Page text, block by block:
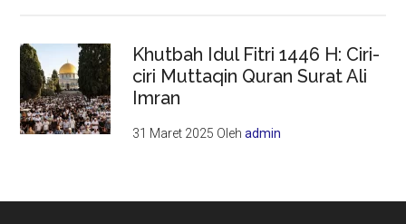
Khutbah Idul Fitri 1446 H: Ciri-
ciri Muttaqin Quran Surat Ali
Imran
31 Maret 2025 Olehadmin